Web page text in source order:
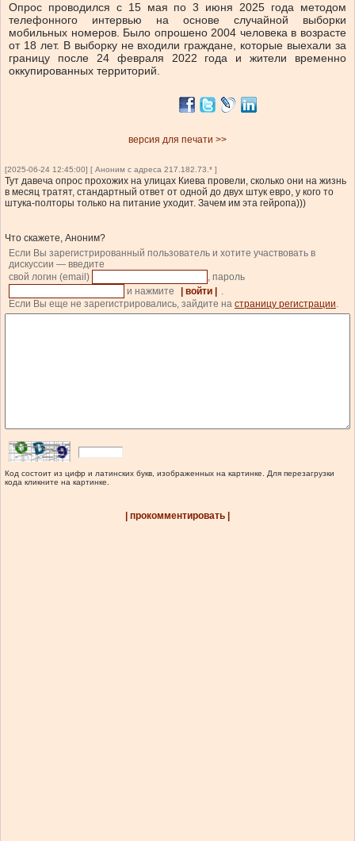
Опрос проводился с 15 мая по 3 июня 2025 года методом
телефонного интервью на основе случайной выборки
мобильных номеров. Было опрошено 2004 человека в возрасте
от 18 лет. В выборку не входили граждане, которые выехали за
границу после 24 февраля 2022 года и жители временно
оккупированных территорий.
версия для печати >>
[2025-06-24 12:45:00] [ Аноним с адреса 217.182.73.* ]
Тут давеча опрос прохожих на улицах Киева провели, сколько они на жизнь
в месяц тратят, стандартный ответ от одной до двух штук евро, у кого то
штука-полторы только на питание уходит. Зачем им эта гейропа)))
Что скажете, Аноним?
Если Вы зарегистрированный пользователь и хотите участвовать в
дискуссии — введите
свой логин (email)
, пароль
и нажмите
| войти |
.
Если Вы еще не зарегистрировались, зайдите на страницу регистрации.
Код состоит из цифр и латинских букв, изображенных на картинке. Для перезагрузки
кода кликните на картинке.
| прокомментировать |